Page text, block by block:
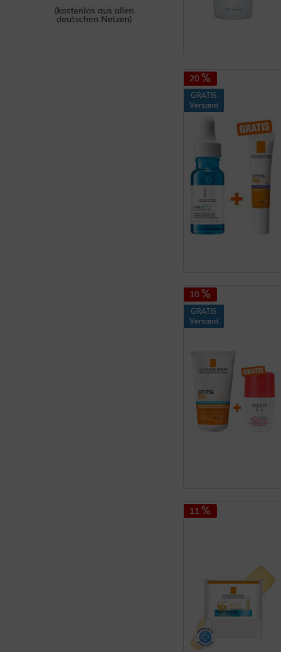
20
GRATIS
Versand
10
GRATIS
Versand
11